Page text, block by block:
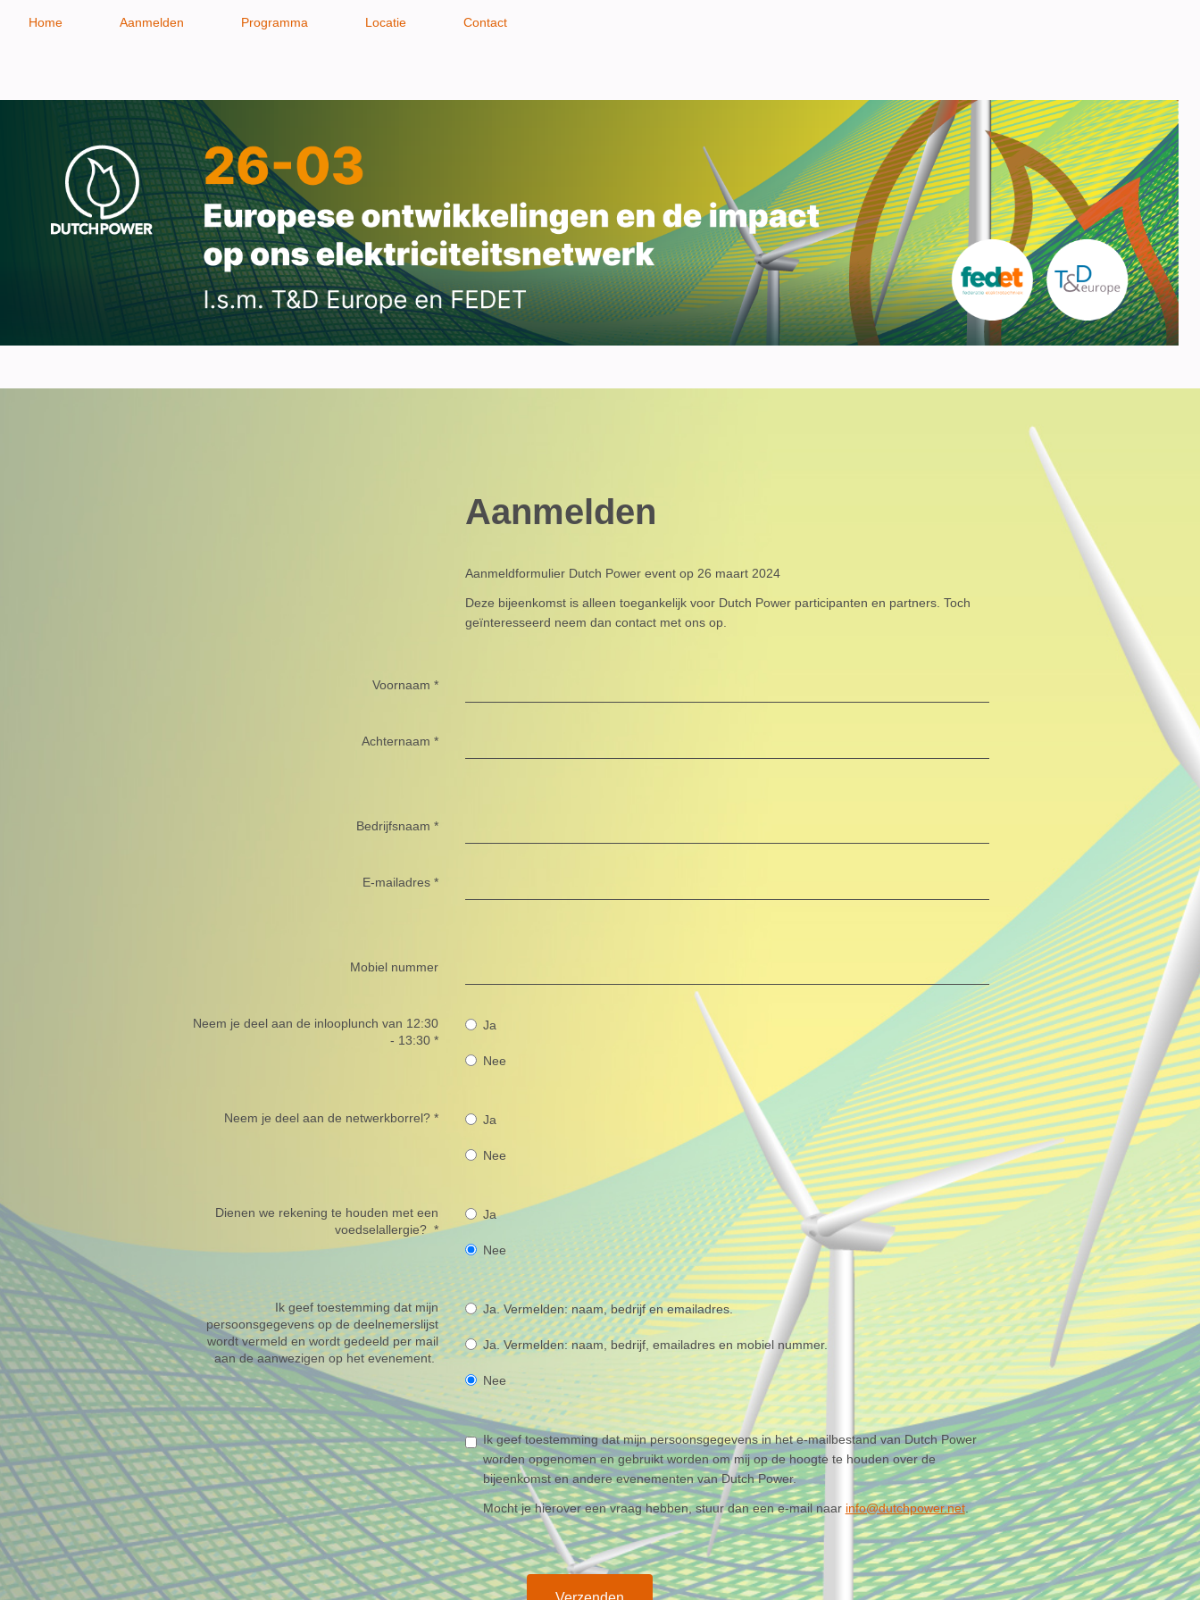
Home Aanmelden Programma Locatie Contact
Aanmelden
Aanmeldformulier Dutch Power event op 26 maart 2024
Deze bijeenkomst is alleen toegankelijk voor Dutch Power participanten en partners. Toch
geïnteresseerd neem dan contact met ons op.
Voornaam *
Achternaam *
Bedrijfsnaam *
E-mailadres*
Mobiel nummer
Neem je deel aan de inlooplunch van 12:30
- 13:30*
Ja
Nee
Neem je deel aan de netwerkborrel?* Ja
Nee
Dienen we rekening te houden met een
voedselallergie?*
Ja
Nee
Ik geef toestemming dat mijn
persoonsgegevens op de deelnemerslijst
wordt vermeld en wordt gedeeld per mail
aan de aanwezigen op het evenement.
Ja. Vermelden: naam, bedrijf en emailadres.
Ja. Vermelden: naam, bedrijf, emailadres en mobiel nummer.
Nee
Ik geef toestemming dat mijn persoonsgegevens in het e-mailbestand van Dutch Power
worden opgenomen en gebruikt worden om mij op de hoogte te houden over de
bijeenkomst en andere evenementen van Dutch Power.
Mocht je hierover een vraag hebben, stuur dan een e-mail naar info@dutchpower.net.